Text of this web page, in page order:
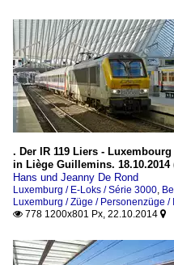
. Der IR 119 Liers -
in Liège Guillemins. 18.10.2014
Hans und Jeanny De Rond
Luxemburg / E-Loks / Série 3000,
Luxemburg / Züge / Personenzüge
 778 1200x801 Px, 22.10.2014 